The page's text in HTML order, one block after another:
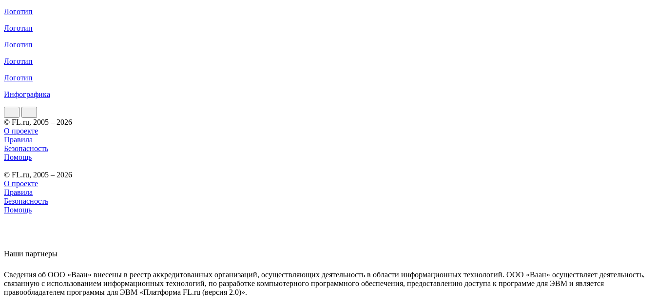
Логотип
Логотип
Логотип
Логотип
Логотип
Инфографика
© FL.ru, 2005 – 2026
О проекте
Правила
Безопасность
Помощь
© FL.ru, 2005 – 2026
О проекте
Правила
Безопасность
Помощь
Наши партнеры
Сведения об ООО «Ваан» внесены в реестр аккредитованных организаций, осуществляющих деятельность в области информационных технологий. ООО «Ваан» осуществляет деятельность,
связанную с использованием информационных технологий, по разработке компьютерного программного обеспечения, предоставлению доступа к программе для ЭВМ и является
правообладателем программы для ЭВМ «Платформа FL.ru (версия 2.0)».